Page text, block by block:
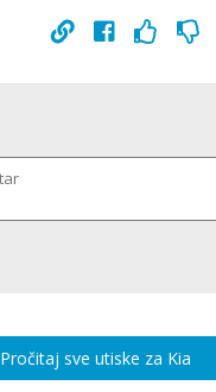
Pročitaj sve utiske za Kia